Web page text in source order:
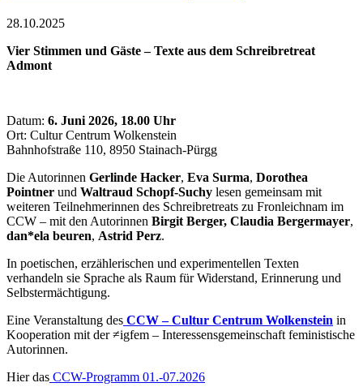
28.10.2025
Vier Stimmen und Gäste – Texte aus dem Schreibretreat
Admont
Datum: 6. Juni 2026, 18.00 Uhr
Ort: Cultur Centrum Wolkenstein
Bahnhofstraße 110, 8950 Stainach-Pürgg
Die Autorinnen Gerlinde Hacker, Eva Surma, Dorothea
Pointner und Waltraud Schopf-Suchy lesen gemeinsam mit
weiteren Teilnehmerinnen des Schreibretreats zu Fronleichnam im
CCW – mit den Autorinnen Birgit Berger, Claudia Bergermayer,
dan*ela beuren, Astrid Perz.
In poetischen, erzählerischen und experimentellen Texten
verhandeln sie Sprache als Raum für Widerstand, Erinnerung und
Selbstermächtigung.
Eine Veranstaltung des CCW – Cultur Centrum Wolkenstein in
Kooperation mit der ≠igfem – Interessensgemeinschaft feministische
Autorinnen.
Hier das CCW-Programm 01.-07.2026